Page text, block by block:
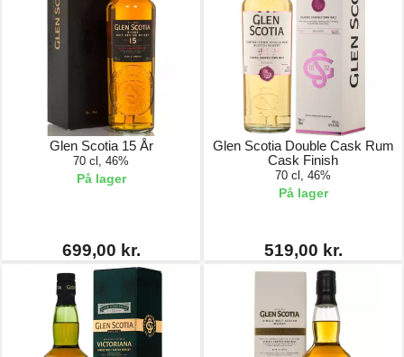
Glen Scotia 15 År
70 cl, 46%
På lager
699,00 kr.
Glen Scotia Double Cask Rum
Cask Finish
70 cl, 46%
På lager
519,00 kr.